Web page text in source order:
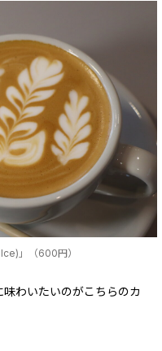
」（600円）
味わいたいのがこちらのカ